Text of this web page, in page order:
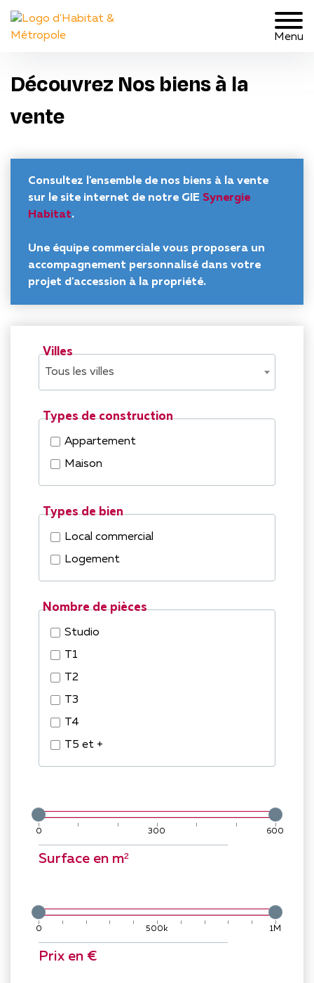
Menu
Découvrez Nos biens à la
vente
Consultez l'ensemble de nos biens à la vente
sur le site internet de notre GIE Synergie
Habitat.
Une équipe commerciale vous proposera un
accompagnement personnalisé dans votre
projet d'accession à la propriété.
Villes
Tous les villes
Types de construction
Appartement
Maison
Types de bien
Local commercial
Logement
Nombre de pièces
Studio
T1
T2
T3
T4
T5 et +
0 300 600
Surface en m²
0 500k 1M
Prix en €